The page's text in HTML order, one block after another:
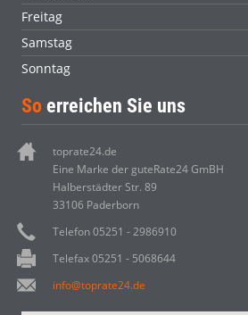
Freitag
Samstag
Sonntag
So erreichen Sie uns
toprate24.de
Eine Marke der guteRate24 GmBH
Halberstädter Str. 89
33106 Paderborn
Telefon 05251 - 2986910
Telefax 05251 - 5068644
info@toprate24.de